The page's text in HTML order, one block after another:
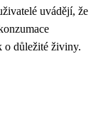
uvádějí, že
o důležité živiny.